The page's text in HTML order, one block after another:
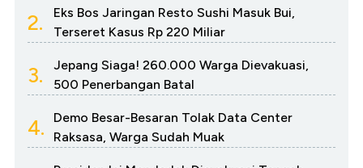
2.
Eks Bos Jaringan Resto Sushi Masuk Bui,
Terseret Kasus Rp 220 Miliar
3.
Jepang Siaga! 260.000 Warga Dievakuasi,
500 Penerbangan Batal
4.
Demo Besar-Besaran Tolak Data Center
Raksasa, Warga Sudah Muak